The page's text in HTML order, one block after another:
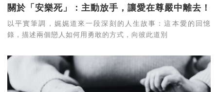
關於「安樂死」：主動放手，讓愛在尊嚴中離去！
以平實筆調，娓娓道來一段深刻的人生故事：這本愛的回憶
錄，描述兩個戀人如何用勇敢的方式，向彼此道別